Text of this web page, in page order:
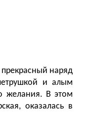
прекрасный наряд
и алым
желания. В этом
оказалась в